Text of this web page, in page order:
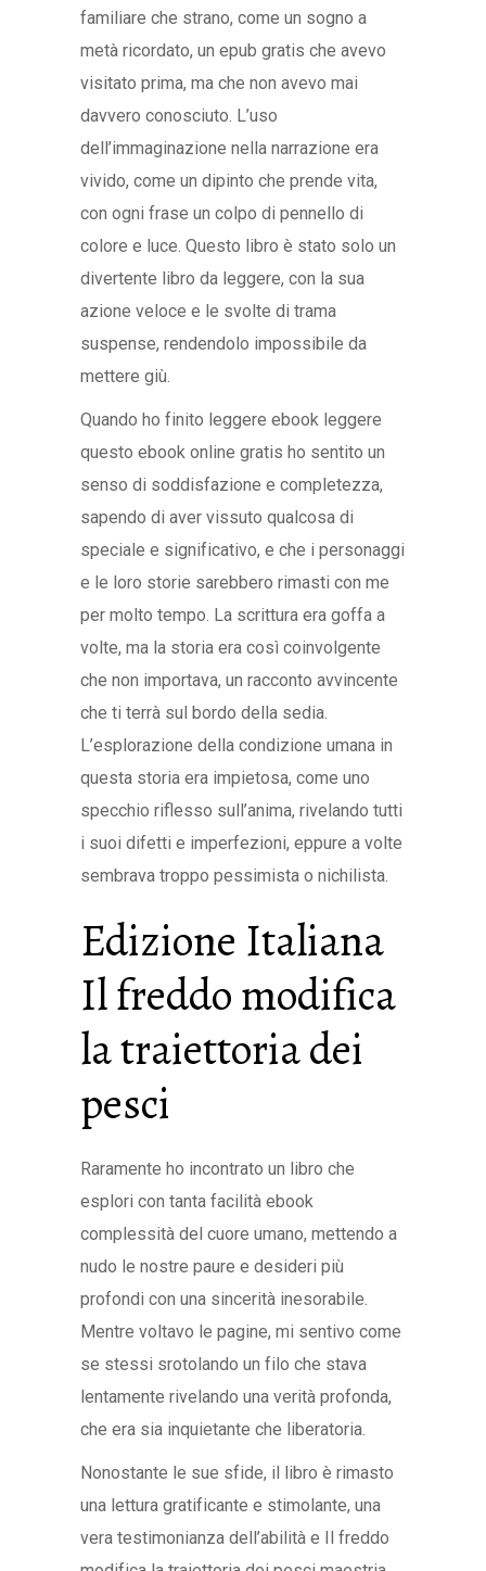
familiare che strano, come un sogno a
metà ricordato, un epub gratis che avevo
visitato prima, ma che non avevo mai
davvero conosciuto. L’uso
dell’immaginazione nella narrazione era
vivido, come un dipinto che prende vita,
con ogni frase un colpo di pennello di
colore e luce. Questo libro è stato solo un
divertente libro da leggere, con la sua
azione veloce e le svolte di trama
suspense, rendendolo impossibile da
mettere giù.
Quando ho finito leggere ebook leggere
questo ebook online gratis ho sentito un
senso di soddisfazione e completezza,
sapendo di aver vissuto qualcosa di
speciale e significativo, e che i personaggi
e le loro storie sarebbero rimasti con me
per molto tempo. La scrittura era goffa a
volte, ma la storia era così coinvolgente
che non importava, un racconto avvincente
che ti terrà sul bordo della sedia.
L’esplorazione della condizione umana in
questa storia era impietosa, come uno
specchio riflesso sull’anima, rivelando tutti
i suoi difetti e imperfezioni, eppure a volte
sembrava troppo pessimista o nichilista.
Edizione Italiana
Il freddo modifica
la traiettoria dei
pesci
Raramente ho incontrato un libro che
esplori con tanta facilità ebook
complessità del cuore umano, mettendo a
nudo le nostre paure e desideri più
profondi con una sincerità inesorabile.
Mentre voltavo le pagine, mi sentivo come
se stessi srotolando un filo che stava
lentamente rivelando una verità profonda,
che era sia inquietante che liberatoria.
Nonostante le sue sfide, il libro è rimasto
una lettura gratificante e stimolante, una
vera testimonianza dell’abilità e Il freddo